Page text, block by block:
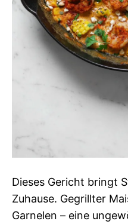
Dieses Gericht bringt
Zuhause. Gegrillter
Garnelen – eine